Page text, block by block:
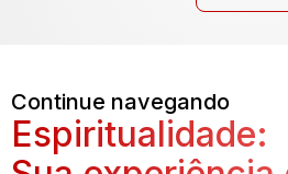
Continue navegando
Espiritualidade: